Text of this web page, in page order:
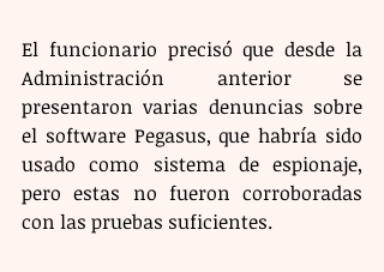
El funcionario precisó que desde la
Administración anterior se
presentaron varias denuncias sobre
el software Pegasus, que habría sido
usado como sistema de espionaje,
pero estas no fueron corroboradas
con las pruebas suficientes.